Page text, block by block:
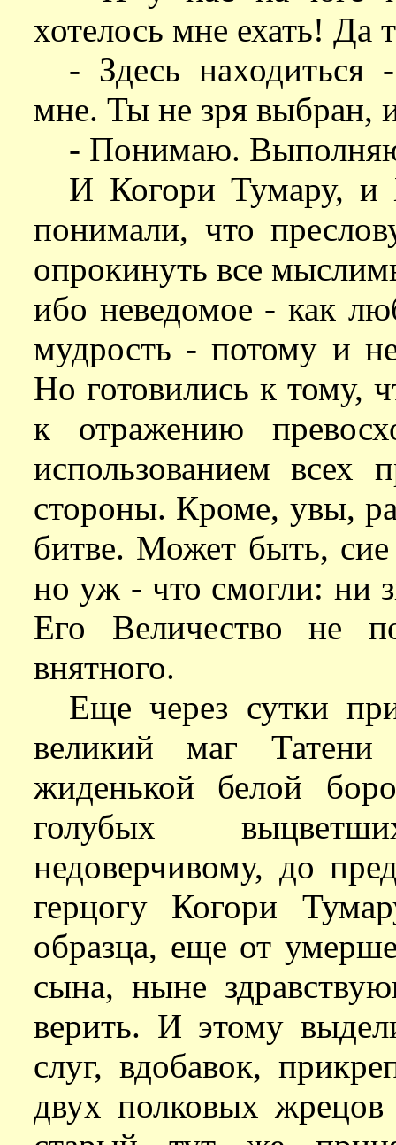
хотелось мне ехать! Да
- Здесь находиться
мне. Ты не зря выбран,
- Понимаю.
И Когори Тумару, и
понимали, что
опрокинуть все
ибо неведомое - как
мудрость - потому и
Но готовились к тому,
к отражению
использованием всех
стороны. Кроме, увы,
битве. Может быть,
но уж - что смогли: ни
Его Величество не
внятного.
Еще через сутки
великий маг
жиденькой белой
голубых
недоверчивому, до
герцогу Когори
образца, еще от
сына, ныне
верить. И этому
слуг, вдобавок,
двух полковых